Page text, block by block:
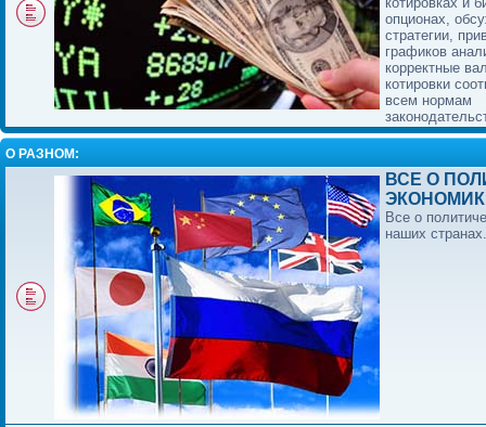
опционах,
стратегии,
графиков
корректные
котировки
всем нормам
О РАЗНОМ:
ВСЕ О
Все о
наших странах.